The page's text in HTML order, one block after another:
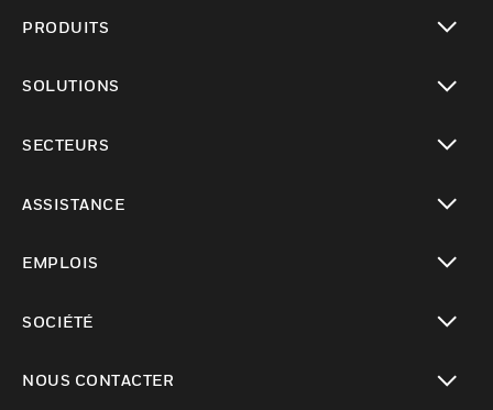
PRODUITS
SOLUTIONS
SECTEURS
ASSISTANCE
EMPLOIS
SOCIÉTÉ
NOUS CONTACTER